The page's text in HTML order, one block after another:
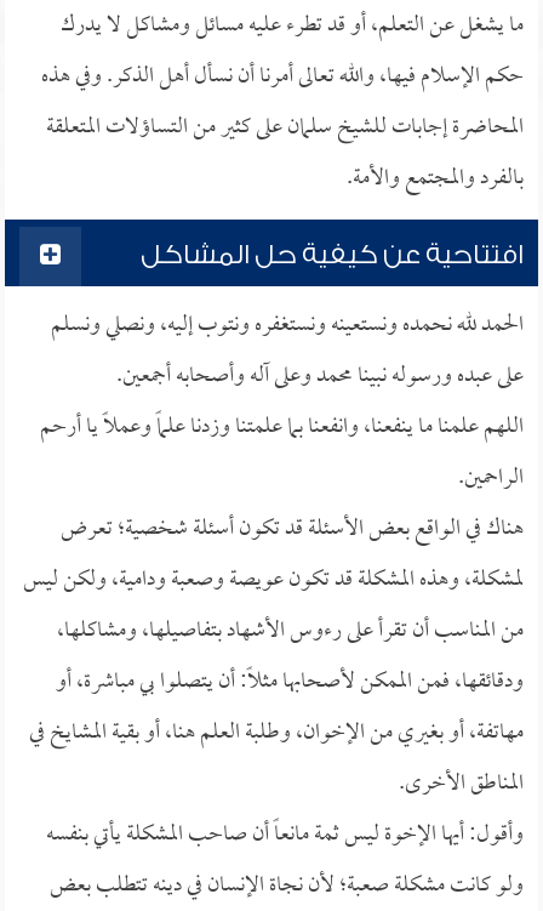
ما يشغل عن التعلم، أو قد تطرء عليه مسائل ومشاكل لا يدرك
حكم الإسلام فيها، والله تعالى أمرنا أن نسأل أهل الذكر. وفي هذه
المحاضرة إجابات للشيخ سلمان على كثير من التساؤلات المتعلقة
بالفرد والمجتمع والأمة.
افتتاحية عن كيفية حل المشاكل
الحمد لله نحمده ونستعينه ونستغفره ونتوب إليه، ونصلي ونسلم
على عبده ورسوله نبينا محمد وعلى آله وأصحابه أجمعين.
اللهم علمنا ما ينفعنا، وانفعنا بما علمتنا وزدنا علماً وعملاً يا أرحم
الراحمين.
هناك في الواقع بعض الأسئلة قد تكون أسئلة شخصية؛ تعرض
لمشكلة، وهذه المشكلة قد تكون عويصة وصعبة ودامية، ولكن ليس
من المناسب أن تقرأ على رءوس الأشهاد بتفاصيلها، ومشاكلها،
ودقائقها، فمن الممكن لأصحابها مثلاً: أن يتصلوا بي مباشرة، أو
مهاتفة، أو بغيري من الإخوان، وطلبة العلم هنا، أو بقية المشايخ في
المناطق الأخرى.
وأقول: أيها الإخوة ليس ثمة مانعاً أن صاحب المشكلة يأتي بنفسه
ولو كانت مشكلة صعبة؛ لأن نجاة الإنسان في دينه تتطلب بعض